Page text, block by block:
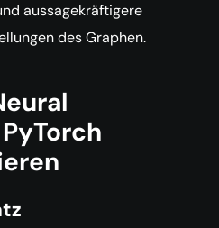
aussagekräftigere
des Graphen.